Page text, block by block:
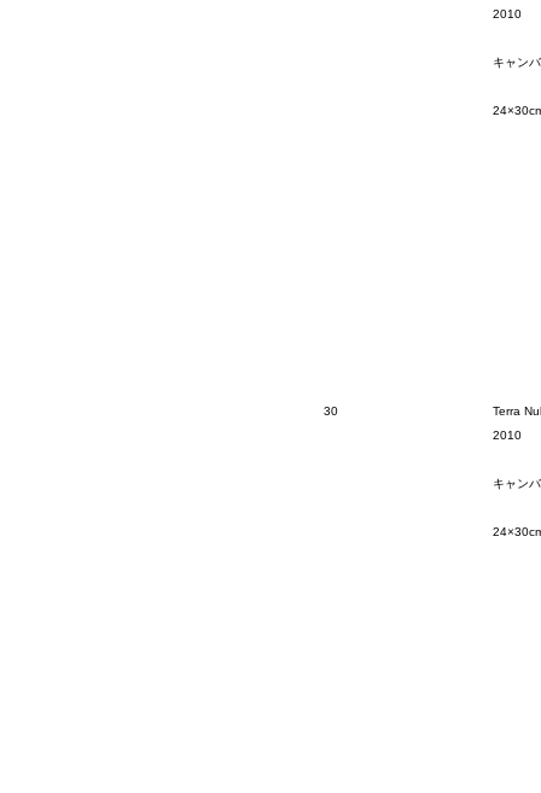
2010
キャン
30
Terra
2010
キャン